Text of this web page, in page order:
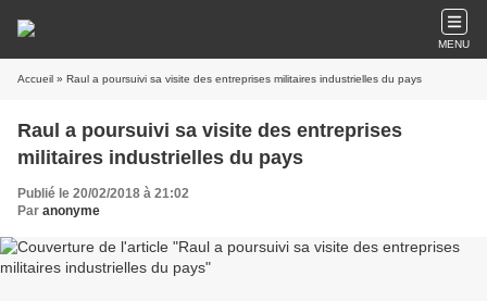
MENU
Accueil » Raul a poursuivi sa visite des entreprises militaires industrielles du pays
Raul a poursuivi sa visite des entreprises
militaires industrielles du pays
Publié le 20/02/2018 à 21:02
Par anonyme